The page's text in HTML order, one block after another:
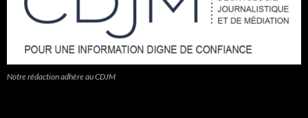
Notre rédaction adhère au CDJM